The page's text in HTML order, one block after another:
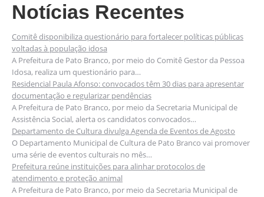
Notícias Recentes
Comitê disponibiliza questionário para fortalecer políticas públicas
voltadas à população idosa
A Prefeitura de Pato Branco, por meio do Comitê Gestor da Pessoa
Idosa, realiza um questionário para…
Residencial Paula Afonso: convocados têm 30 dias para apresentar
documentação e regularizar pendências
A Prefeitura de Pato Branco, por meio da Secretaria Municipal de
Assistência Social, alerta os candidatos convocados…
Departamento de Cultura divulga Agenda de Eventos de Agosto
O Departamento Municipal de Cultura de Pato Branco vai promover
uma série de eventos culturais no mês…
Prefeitura reúne instituições para alinhar protocolos de
atendimento e proteção animal
A Prefeitura de Pato Branco, por meio da Secretaria Municipal de